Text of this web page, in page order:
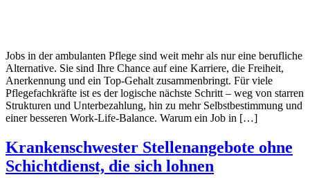
Jobs in der ambulanten Pflege sind weit mehr als nur eine berufliche
Alternative. Sie sind Ihre Chance auf eine Karriere, die Freiheit,
Anerkennung und ein Top-Gehalt zusammenbringt. Für viele
Pflegefachkräfte ist es der logische nächste Schritt – weg von starren
Strukturen und Unterbezahlung, hin zu mehr Selbstbestimmung und
einer besseren Work-Life-Balance. Warum ein Job in […]
Krankenschwester Stellenangebote ohne
Schichtdienst, die sich lohnen